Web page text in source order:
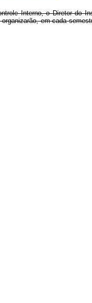
Interno, o Diretor do
em cada